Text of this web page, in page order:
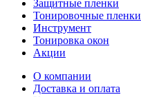
Защитные пленки
Тонировочные пленки
Инструмент
Тонировка окон
Акции
О компании
Доставка и оплата